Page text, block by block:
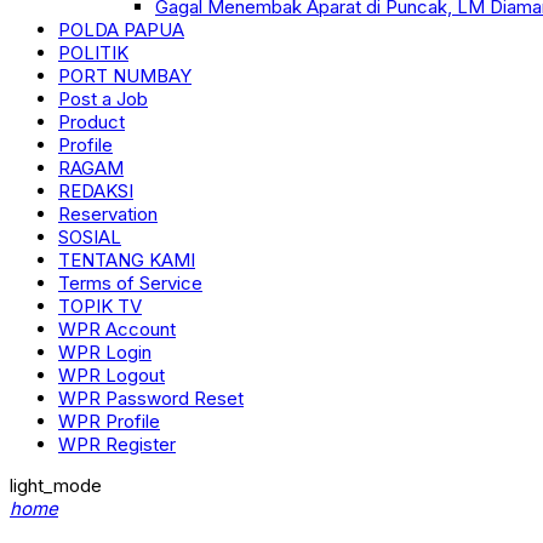
Gagal Menembak Aparat di Puncak, LM
POLDA PAPUA
POLITIK
PORT NUMBAY
Post a Job
Product
Profile
RAGAM
REDAKSI
Reservation
SOSIAL
TENTANG KAMI
Terms of Service
TOPIK TV
WPR Account
WPR Login
WPR Logout
WPR Password Reset
WPR Profile
WPR Register
light_mode
home